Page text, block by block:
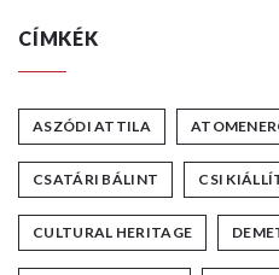
CÍMKÉK
ASZÓDI ATTILA
CSATÁRI BÁLINT CSI
CULTURAL HERITAGE